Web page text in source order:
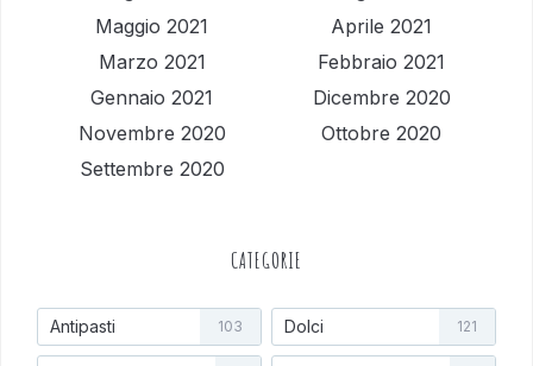
Maggio 2021
Aprile 2021
Marzo 2021
Febbraio 2021
Gennaio 2021
Dicembre 2020
Novembre 2020
Ottobre 2020
Settembre 2020
CATEGORIE
Antipasti 103 Dolci 121